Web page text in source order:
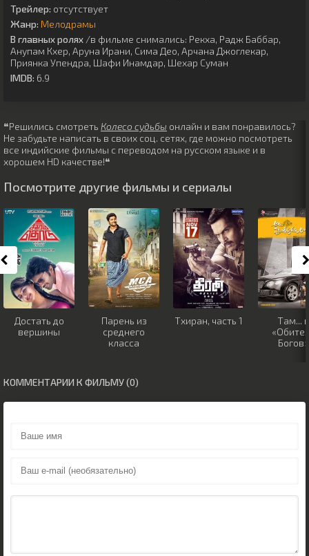
Трейлер: отсутствует
Жанр: Мелодрамы
В главных ролях /в фильме снимались: Рекха, Радж Баббар,
Анупам Кхер, Аруна Ирани, Сима Део, Арчана Джоглекар,
Приянка Упендра, Шафи Инамдар, Шехар Суман
IMDB: 6.9
❝Решились смотреть Колесо судьбы онлайн и вам понравилось?
Не забудьте написать в своих соц. сетях, где можно посмотреть
все индийские фильмы с переводом на русском языке и в
хорошем HD качестве!❝
Посмотрите другие фильмы и сериалы
Достать до
вершины
Парень из
среднего
класса
Тхиран, часть 1
Там... в
Богов»
КОММЕНТАРИИ К ФИЛЬМУ (0)